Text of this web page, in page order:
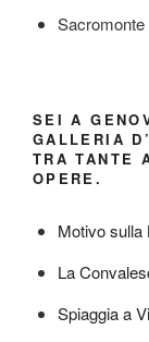
Sacromonte
SEI A
GALLERIA
TRA TANTE
OPERE.
Motivo sulla
La
Spiaggia a